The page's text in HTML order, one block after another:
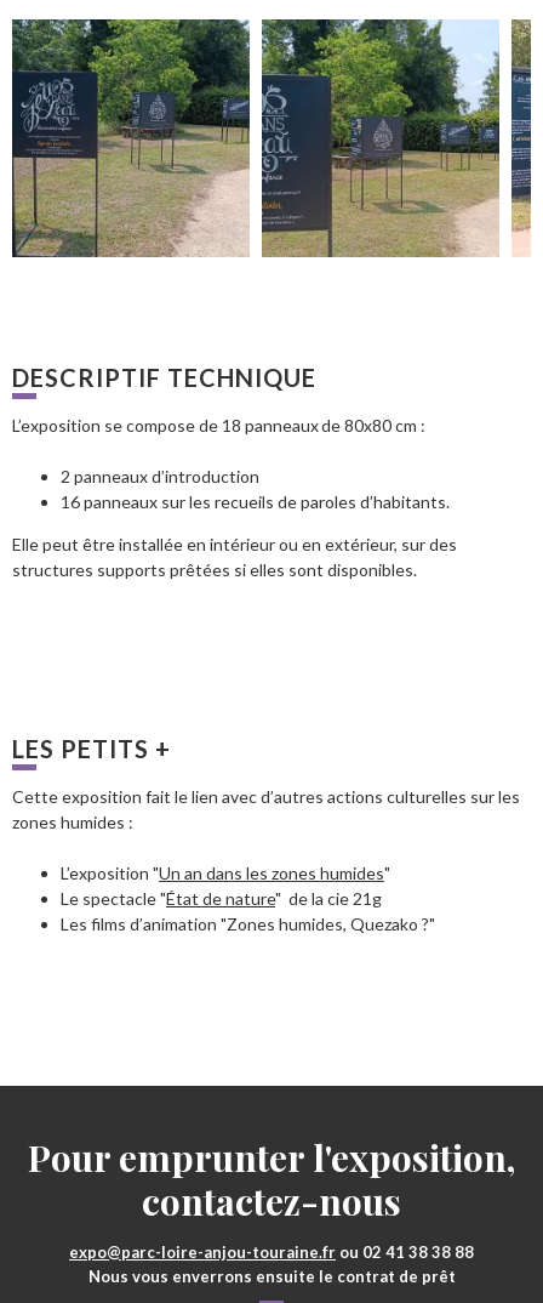
DESCRIPTIF TECHNIQUE
L’exposition se compose de 18 panneaux de 80x80 cm :
2 panneaux d’introduction
16 panneaux sur les recueils de paroles d’habitants.
Elle peut être installée en intérieur ou en extérieur, sur des
structures supports prêtées si elles sont disponibles.
LES PETITS +
Cette exposition fait le lien avec d’autres actions culturelles sur les
zones humides :
L’exposition "Un an dans les zones humides"
Le spectacle "État de nature" de la cie 21g
Les films d’animation "Zones humides, Quezako ?"
Pour emprunter l'exposition,
contactez-nous
expo@parc-loire-anjou-touraine.fr ou 02 41 38 38 88
Nous vous enverrons ensuite le contrat de prêt